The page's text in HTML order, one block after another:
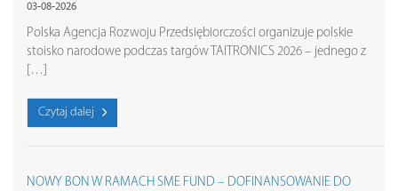
03-08-2026
Polska Agencja Rozwoju Przedsiębiorczości organizuje polskie
stoisko narodowe podczas targów TAITRONICS 2026 – jednego z
[…]
Czytaj dalej
NOWY BON W RAMACH SME FUND – DOFINANSOWANIE DO